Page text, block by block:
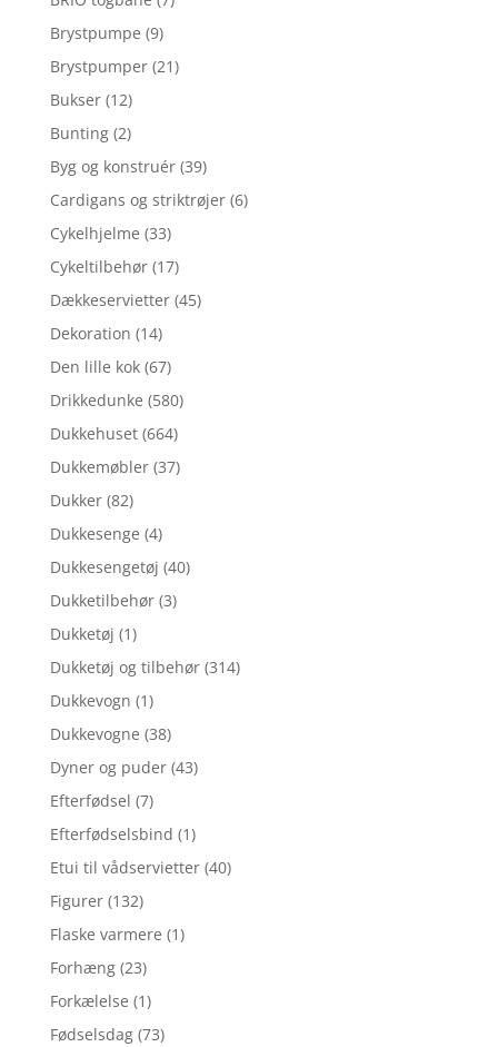
Brystpumpe (9)
Brystpumper (21)
Bukser (12)
Bunting (2)
Byg og konstruér (39)
Cardigans og striktrøjer (6)
Cykelhjelme (33)
Cykeltilbehør (17)
Dækkeservietter (45)
Dekoration (14)
Den lille kok (67)
Drikkedunke (580)
Dukkehuset (664)
Dukkemøbler (37)
Dukker (82)
Dukkesenge (4)
Dukkesengetøj (40)
Dukketilbehør (3)
Dukketøj (1)
Dukketøj og tilbehør (314)
Dukkevogn (1)
Dukkevogne (38)
Dyner og puder (43)
Efterfødsel (7)
Efterfødselsbind (1)
Etui til vådservietter (40)
Figurer (132)
Flaske varmere (1)
Forhæng (23)
Forkælelse (1)
Fødselsdag (73)